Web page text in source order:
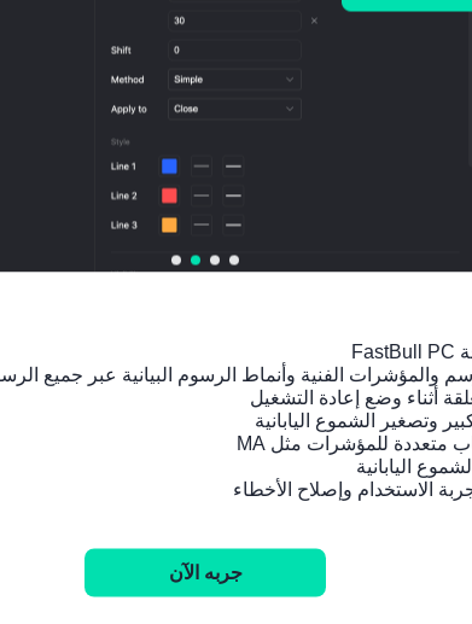
الرسم البياني لسعر
مؤشرات ذات صلة
جربه الآن